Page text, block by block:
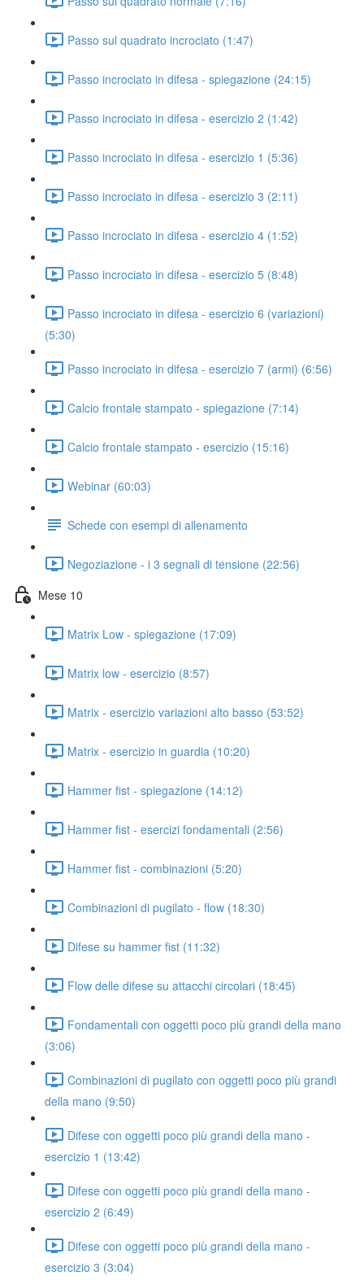
Passo sul quadrato incrociato (1:47)
Passo incrociato in difesa - spiegazione (24:15)
Passo incrociato in difesa - esercizio 2 (1:42)
Passo incrociato in difesa - esercizio 1 (5:36)
Passo incrociato in difesa - esercizio 3 (2:11)
Passo incrociato in difesa - esercizio 4 (1:52)
Passo incrociato in difesa - esercizio 5 (8:48)
Passo incrociato in difesa - esercizio 6 (variazioni)
(5:30)
Passo incrociato in difesa - esercizio 7 (armi) (6:56)
Calcio frontale stampato - spiegazione (7:14)
Calcio frontale stampato - esercizio (15:16)
Webinar (60:03)
Schede con esempi di allenamento
Negoziazione - i 3 segnali di tensione (22:56)
Mese 10
Matrix Low - spiegazione (17:09)
Matrix low - esercizio (8:57)
Matrix - esercizio variazioni alto basso (53:52)
Matrix - esercizio in guardia (10:20)
Hammer fist - spiegazione (14:12)
Hammer fist - esercizi fondamentali (2:56)
Hammer fist - combinazioni (5:20)
Combinazioni di pugilato - flow (18:30)
Difese su hammer fist (11:32)
Flow delle difese su attacchi circolari (18:45)
Fondamentali con oggetti poco più grandi della mano
(3:06)
Combinazioni di pugilato con oggetti poco più grandi
della mano (9:50)
Difese con oggetti poco più grandi della mano -
esercizio 1 (13:42)
Difese con oggetti poco più grandi della mano -
esercizio 2 (6:49)
Difese con oggetti poco più grandi della mano -
esercizio 3 (3:04)